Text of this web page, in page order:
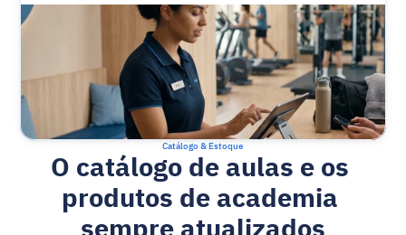
Catálogo & Estoque
O catálogo de aulas e os
produtos de academia